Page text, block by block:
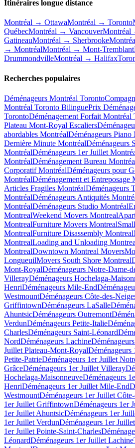
Itinéraires longue distance
Montréal → OttawaMontréal → Toronto
QuébecMontréal → VancouverMontréal
GatineauMontréal → Sherbrooke
→ MontréalMontréal → Mont-Tremblant
DrummondvilleMontréal → Halifax
Recherches populaires
Déménageurs Montréal Toronto
Montréal Toronto BilinguePrix
TorontoDéménagement Forfait Montréal
Plateau Mont-Royal Escaliers
abordables MontréalDéménageurs Piano
Dernière Minute MontréalDéménageurs
MontréalDéménageurs 1er Juillet
MontréalDéménagement Bureau
Corporatif MontréalDéménageurs pour
MontréalDéménagement et Entreposage
Articles Fragiles MontréalDéménageurs
MontréalDéménageurs Antiquités
MontréalDéménageurs Studio Montréal
MontrealWeekend Movers Montreal
MontrealFurniture Movers Montreal
MontrealFurniture Disassembly Montreal
MontrealLoading and Unloading
MontrealDowntown Montreal Movers
LongueuilMovers South Shore Montreal
Mont-RoyalDéménageurs Notre-Dame-
VillerayDéménageurs Hochelaga-
HenriDéménageurs Mile-End
WestmountDéménageurs Côte-des-
GriffintownDéménageurs LaSalle
AhuntsicDéménageurs Outremont
VerdunDéménageurs Petite-Italie
CharlesDéménageurs Saint-Léonard
NordDéménageurs Lachine
Juillet Plateau-Mont-RoyalDéménageurs
Petite-PatrieDéménageurs 1er Juillet
GrâceDéménageurs 1er Juillet Villeray
Hochelaga-MaisonneuveDéménageurs
HenriDéménageurs 1er Juillet Mile-End
WestmountDéménageurs 1er Juillet
1er Juillet GriffintownDéménageurs 1er
1er Juillet AhuntsicDéménageurs 1er
1er Juillet VerdunDéménageurs 1er
1er Juillet Pointe-Saint-Charles
LéonardDéménageurs 1er Juillet Lachine